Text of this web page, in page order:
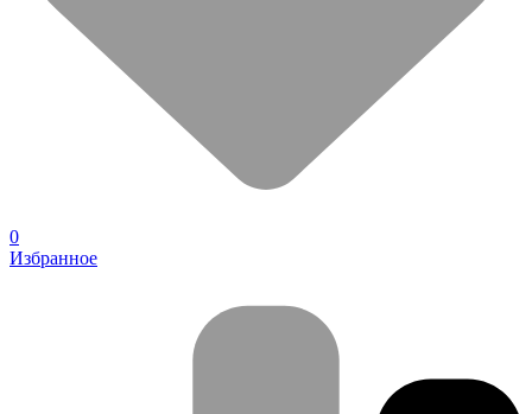
0
Избранное